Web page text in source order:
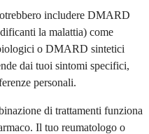
includere DMARD
la malattia) come
o DMARD sintetici
dai tuoi sintomi specifici,
personali.
di trattamenti funziona
Il tuo reumatologo o